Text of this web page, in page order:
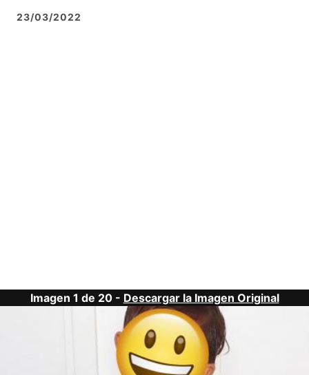
23/03/2022
Imagen 1 de 20 - Descargar la Imagen Original